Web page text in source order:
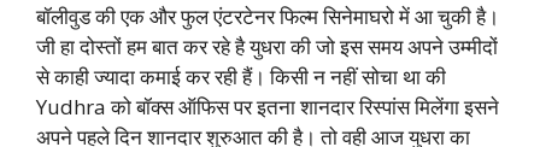
बॉलीवुड की एक और फुल एंटरटेनर फिल्म सिनेमाघरो में आ चुकी है।
जी हा दोस्तों हम बात कर रहे है युधरा की जो इस समय अपने उम्मीदों
से काही ज्यादा कमाई कर रही हैं। किसी न नहीं सोचा था की
Yudhra को बॉक्स ऑफिस पर इतना शानदार रिस्पांस मिलेंगा इसने
अपने पहले दिन शानदार शुरुआत की है। तो वही आज युधरा का